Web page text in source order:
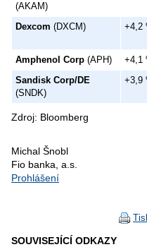
(AKAM)
Dexcom (DXCM) +4,2
Amphenol Corp (APH)
+4,1
Sandisk Corp/DE
(SNDK)
+3,9
Zdroj: Bloomberg
Michal Šnobl
Fio banka, a.s.
Prohlášení
SOUVISEJÍCÍ ODKAZY